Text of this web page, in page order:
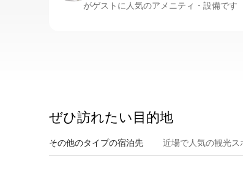
がゲストに人気のアメニティ・設備です
ぜひ訪⁠れ⁠た⁠い目⁠的⁠地
その他のタ⁠イ⁠プ⁠の宿⁠泊⁠先 近場で人気の観光ス